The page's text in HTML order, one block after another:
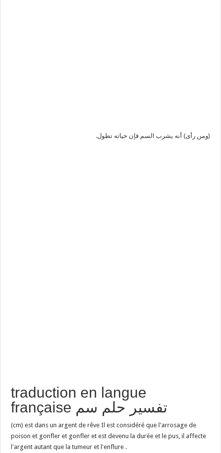
(ومن رأى) أنه يشرب السم فإن حياته تطول.
traduction en langue
française تفسير حلم سم
(cm) est dans un argent de rêve Il est considéré que l'arrosage de
poison et gonfler et gonfler et est devenu la durée et le pus, il affecte
l'argent autant que la tumeur et l'enflure .